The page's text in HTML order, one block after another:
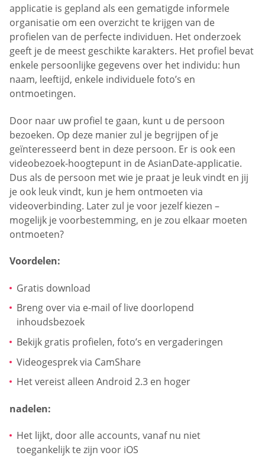
applicatie is gepland als een gematigde informele
organisatie om een overzicht te krijgen van de
profielen van de perfecte individuen. Het onderzoek
geeft je de meest geschikte karakters. Het profiel bevat
enkele persoonlijke gegevens over het individu: hun
naam, leeftijd, enkele individuele foto’s en
ontmoetingen.
Door naar uw profiel te gaan, kunt u de persoon
bezoeken. Op deze manier zul je begrijpen of je
geïnteresseerd bent in deze persoon. Er is ook een
videobezoek-hoogtepunt in de AsianDate-applicatie.
Dus als de persoon met wie je praat je leuk vindt en jij
je ook leuk vindt, kun je hem ontmoeten via
videoverbinding. Later zul je voor jezelf kiezen –
mogelijk je voorbestemming, en je zou elkaar moeten
ontmoeten?
Voordelen:
Gratis download
Breng over via e-mail of live doorlopend
inhoudsbezoek
Bekijk gratis profielen, foto’s en vergaderingen
Videogesprek via CamShare
Het vereist alleen Android 2.3 en hoger
nadelen:
Het lijkt, door alle accounts, vanaf nu niet
toegankelijk te zijn voor iOS